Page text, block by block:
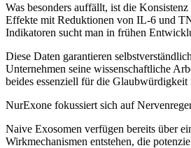
Was besonders auffällt, ist die
Effekte mit Reduktionen von IL-6 und
Indikatoren sucht man in frühen
Diese Daten garantieren
Unternehmen seine wissenschaftliche
beides essenziell für die
NurExone fokussiert sich auf
Naive Exosomen verfügen bereits über
Wirkmechanismen entstehen, die